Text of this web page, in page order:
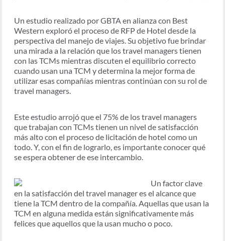
Un estudio realizado por GBTA en alianza con Best
Western exploró el proceso de RFP de Hotel desde la
perspectiva del manejo de viajes. Su objetivo fue brindar
una mirada a la relación que los travel managers tienen
con las TCMs mientras discuten el equilibrio correcto
cuando usan una TCM y determina la mejor forma de
utilizar esas compañías mientras continúan con su rol de
travel managers.
Este estudio arrojó que el 75% de los travel managers
que trabajan con TCMs tienen un nivel de satisfacción
más alto con el proceso de licitación de hotel como un
todo. Y, con el fin de lograrlo, es importante conocer qué
se espera obtener de ese intercambio.
Un factor clave
en la satisfacción del travel manager es el alcance que
tiene la TCM dentro de la compañía. Aquellas que usan la
TCM en alguna medida están significativamente más
felices que aquellos que la usan mucho o poco.